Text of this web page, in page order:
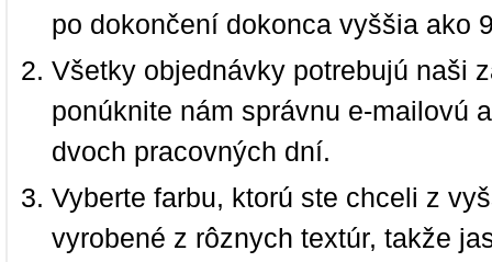
po dokončení dokonca vyššia ako
Všetky objednávky potrebujú naši
ponúknite nám správnu e-mailovú
dvoch pracovných dní.
Vyberte farbu, ktorú ste chceli z
vyrobené z rôznych textúr, takže